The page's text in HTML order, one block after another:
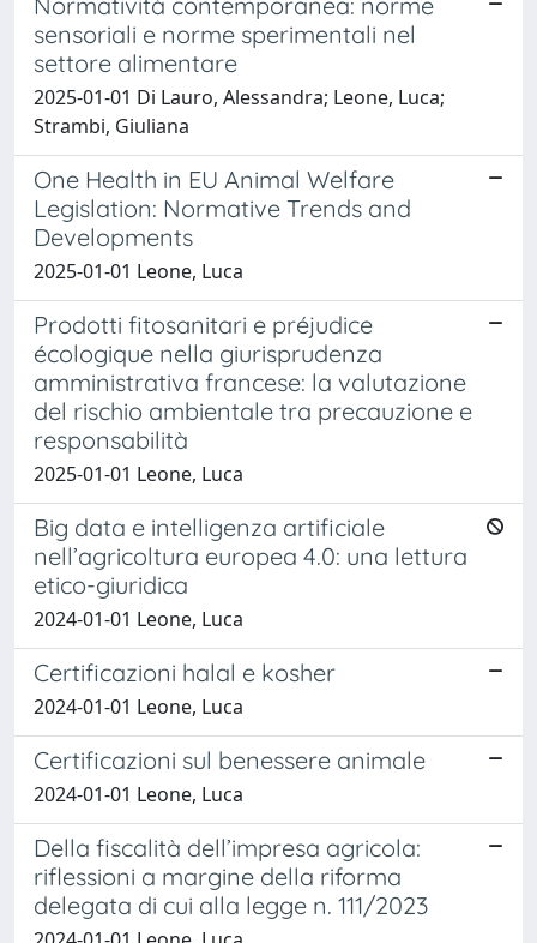
sensoriali e norme sperimentali nel
settore alimentare
2025-01-01 Di Lauro, Alessandra; Leone, Luca;
Strambi, Giuliana
One Health in EU Animal Welfare
Legislation: Normative Trends and
Developments
2025-01-01 Leone, Luca
Prodotti fitosanitari e préjudice
écologique nella giurisprudenza
amministrativa francese: la valutazione
del rischio ambientale tra precauzione e
responsabilità
2025-01-01 Leone, Luca
Big data e intelligenza artificiale
nell’agricoltura europea 4.0: una lettura
etico-giuridica
2024-01-01 Leone, Luca
Certificazioni halal e kosher
2024-01-01 Leone, Luca
Certificazioni sul benessere animale
2024-01-01 Leone, Luca
Della fiscalità dell’impresa agricola:
riflessioni a margine della riforma
delegata di cui alla legge n. 111/2023